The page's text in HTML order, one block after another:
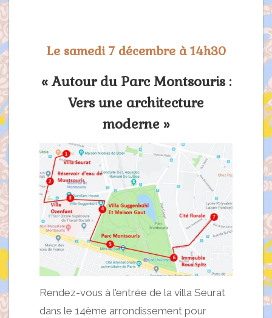
Le samedi 7 décembre à 14h30
« Autour du Parc Montsouris :
Vers une architecture
moderne »
Rendez-vous à l’entrée de la villa Seurat
dans le 14ème arrondissement pour